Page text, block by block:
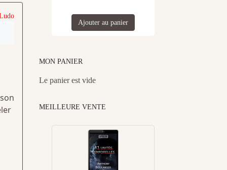
Ajouter au panier
MON PANIER
Le panier est vide
MEILLEURE VENTE